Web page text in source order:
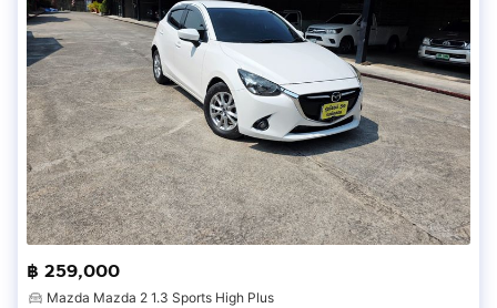
฿ 259,000
Mazda Mazda 2 1.3 Sports High Plus